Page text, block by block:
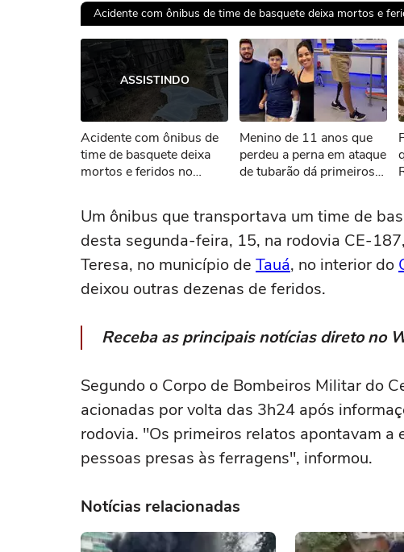
Acidente com ônibus de time de basquete deixa mortos e
Ops!
Não foi possível
Tentar
ASSISTINDO
Acidente com ônibus de
time de basquete deixa
mortos e feridos no
Menino de 11 anos que
perdeu a perna em ataque
de tubarão dá primeiros
Um ônibus que transportava um time de
desta segunda-feira, 15, na rodovia CE-
Teresa, no município de Tauá, no interior do
deixou outras dezenas de feridos.
Receba as principais notícias direto no
Segundo o Corpo de Bombeiros Militar do
acionadas por volta das 3h24 após
rodovia. "Os primeiros relatos apontavam
pessoas presas às ferragens", informou.
Notícias relacionadas